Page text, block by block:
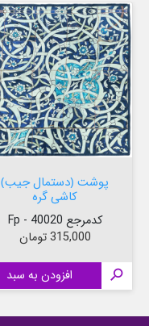
پوشت (دستمال جیب)
کاشی گره
کدمرجع 40020 - Fp
قیمت
315,000 تومان
 افزودن به سبد